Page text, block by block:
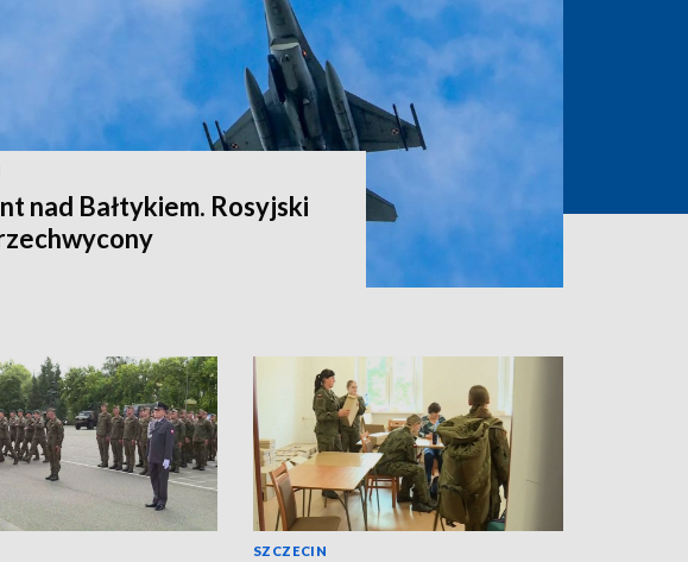
nad Bałtykiem. Rosyjski
SZCZECIN